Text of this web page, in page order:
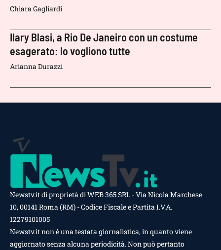
Chiara Gagliardi
Ilary Blasi, a Rio De Janeiro con un costume
esagerato: lo vogliono tutte
Arianna Durazzi
Newstv.it di proprietà di WEB 365 SRL - Via Nicola Marchese
10, 00141 Roma (RM) - Codice Fiscale e Partita I.V.A.
12279101005
Newstv.it non è una testata giornalistica, in quanto viene
aggiornato senza alcuna periodicità. Non può pertanto